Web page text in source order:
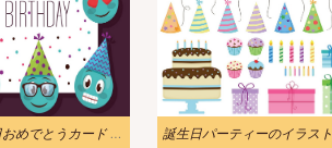
お誕生日おめでとうカード イラスト 誕生日パーティーのイラスト